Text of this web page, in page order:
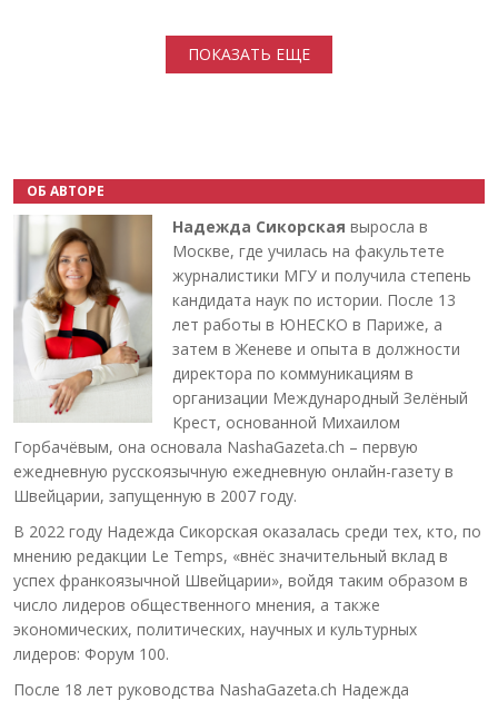
ПОКАЗАТЬ ЕЩЕ
ОБ АВТОРЕ
Надежда Сикорская выросла в
Москве, где училась на факультете
журналистики МГУ и получила степень
кандидата наук по истории. После 13
лет работы в ЮНЕСКО в Париже, а
затем в Женеве и опыта в должности
директора по коммуникациям в
организации Международный Зелёный
Крест, основанной Михаилом
Горбачёвым, она основала NashaGazeta.ch – первую
ежедневную русскоязычную ежедневную онлайн-газету в
Швейцарии, запущенную в 2007 году.
В 2022 году Надежда Сикорская оказалась среди тех, кто, по
мнению редакции Le Temps, «внёс значительный вклад в
успех франкоязычной Швейцарии», войдя таким образом в
число лидеров общественного мнения, а также
экономических, политических, научных и культурных
лидеров: Форум 100.
После 18 лет руководства NashaGazeta.ch Надежда